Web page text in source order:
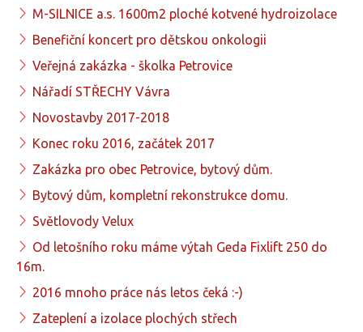
M-SILNICE a.s. 1600m2 ploché kotvené hydroizolace
Benefiční koncert pro dětskou onkologii
Veřejná zakázka - školka Petrovice
Nářadí STŘECHY Vávra
Novostavby 2017-2018
Konec roku 2016, začátek 2017
Zakázka pro obec Petrovice, bytový dům.
Bytový dům, kompletní rekonstrukce domu.
Světlovody Velux
Od letošního roku máme výtah Geda Fixlift 250 do
16m.
2016 mnoho práce nás letos čeká :-)
Zateplení a izolace plochých střech